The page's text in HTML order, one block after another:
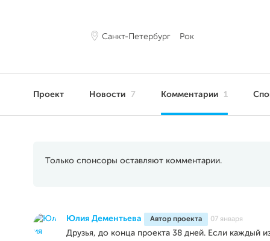
Санкт-Петербург Рок
Проект Новости 7 Комментарии 1
Только спонсоры оставляют комментарии.
Юлия Дементьева Автор проекта 07 января
Друзья, до конца проекта 38 дней. Если каждый